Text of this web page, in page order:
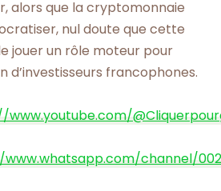
alors que la cryptomonnaie
nul doute que cette
jouer un rôle moteur pour
d’investisseurs francophones.
www.youtube.com/
channel/